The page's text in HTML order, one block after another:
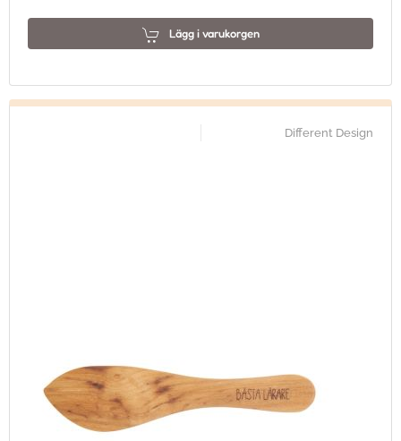
Lägg i varukorgen
Different Design